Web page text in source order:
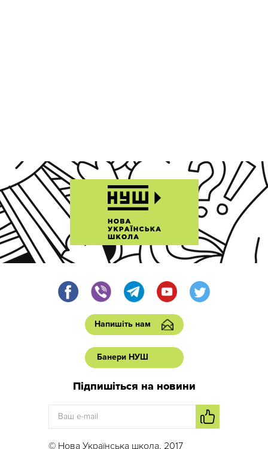
Напишіть нам
Банери НУШ
Підпишіться на новини
© Нова Українська школа, 2017